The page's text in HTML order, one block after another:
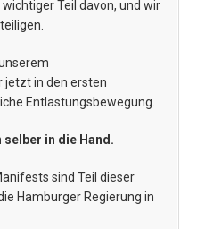
Teil davon, und wir
jetzt in den ersten
Entlastungsbewegung.
selber in die Hand.
sind Teil dieser
Hamburger Regierung in